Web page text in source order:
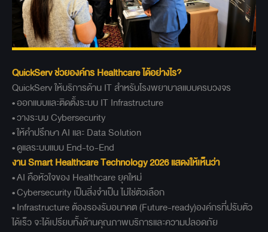
QuickServช่วยองค์กร Healthcareได้อย่างไร?
QuickServ ให้บริการด้าน IT สำหรับโรงพยาบาลแบบครบวงจร
• ออกแบบและติดตั้งระบบ IT Infrastructure
• วางระบบ Cybersecurity
• ให้คำปรึกษา AI และ Data Solution
• ดูแลระบบแบบ End-to-End
งาน Smart Healthcare Technology 2026 แสดงให้เห็นว่า
• AI คือหัวใจของ Healthcare ยุคใหม่
• Cybersecurity เป็นสิ่งจำเป็น ไม่ใช่ตัวเลือก
• Infrastructure ต้องรองรับอนาคต (Future-ready)องค์กรที่ปรับตัว
ได้เร็ว จะได้เปรียบทั้งด้านคุณภาพบริการและความปลอดภัย